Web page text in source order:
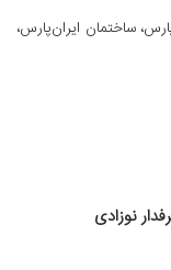
ساختمان ایران‌پارس،
نوزادی